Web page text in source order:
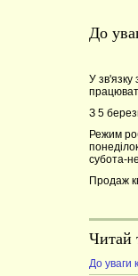
До
У зв'язку
З 5
Режим
субота-
Продаж
Читай
До уваги